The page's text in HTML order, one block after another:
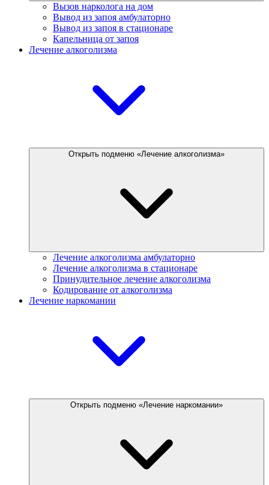
Вызов нарколога на дом
Вывод из запоя амбулаторно
Вывод из запоя в стационаре
Капельница от запоя
Лечение алкоголизма
Открыть подменю «Лечение алкоголизма»
Лечение алкоголизма амбулаторно
Лечение алкоголизма в стационаре
Принудительное лечение алкоголизма
Кодирование от алкоголизма
Лечение наркомании
Открыть подменю «Лечение наркомании»